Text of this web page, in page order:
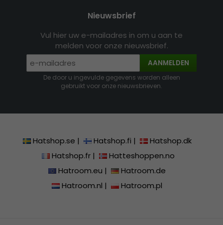
Nieuwsbrief
Vul hier uw e-mailadres in om u aan te
melden voor onze nieuwsbrief.
AANMELDEN
De door u ingevulde gegevens worden alleen
gebruikt voor onze nieuwsbrieven.
Hatshop.se | Hatshop.fi |
Hatshop.dk
Hatshop.fr|
Hatteshoppen.no
Hatroom.eu |
Hatroom.de
Hatroom.nl | Hatroom.pl